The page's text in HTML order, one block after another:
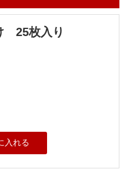
25枚入り